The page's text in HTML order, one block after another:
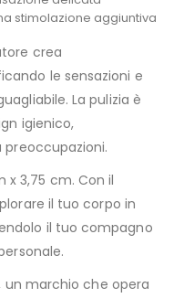
stimolazione aggiuntiva
crea
le sensazioni e
La pulizia è
igienico,
x 3,75 cm. Con il
il tuo corpo in
il tuo compagno
un marchio che opera